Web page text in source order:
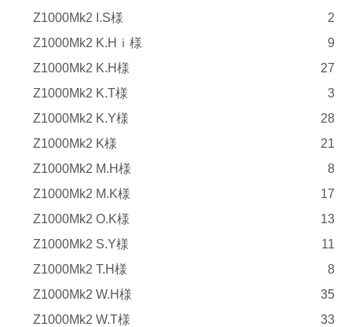
Z1000Mk2 I.S様
2
Z1000Mk2 K.Hｉ様
9
Z1000Mk2 K.H様
27
Z1000Mk2 K.T様
3
Z1000Mk2 K.Y様
28
Z1000Mk2 K様
21
Z1000Mk2 M.H様
8
Z1000Mk2 M.K様
17
Z1000Mk2 O.K様
13
Z1000Mk2 S.Y様
11
Z1000Mk2 T.H様
8
Z1000Mk2 W.H様
35
Z1000Mk2 W.T様
33